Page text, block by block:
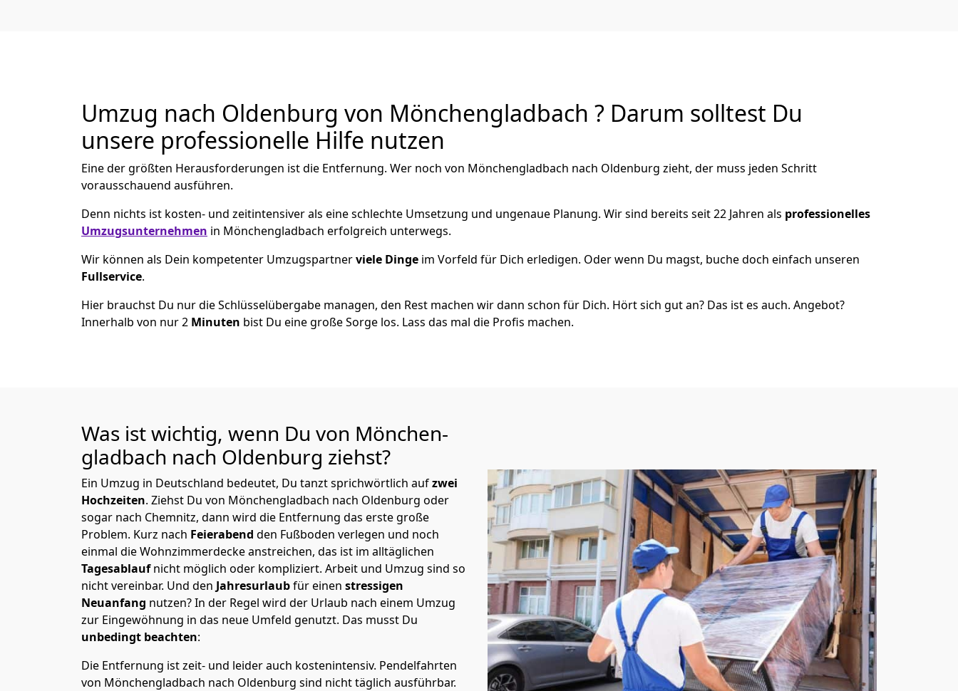
Umzug nach Oldenburg von Mönchen­gladbach ? Darum solltest Du
unsere professionelle Hilfe nutzen
Eine der größten Herausforderungen ist die Entfernung. Wer noch von Mönchen­gladbach nach Oldenburg zieht, der muss jeden Schritt
vorausschauend ausführen.
Denn nichts ist kosten- und zeitintensiver als eine schlechte Umsetzung und ungenaue Planung. Wir sind bereits seit 22 Jahren als professionelles
Umzugsunternehmen in Mönchen­gladbach erfolgreich unterwegs.
Wir können als Dein kompetenter Umzugspartnerviele Dinge im Vorfeld für Dich erledigen. Oder wenn Du magst, buche doch einfach unseren
Fullservice.
Hier brauchst Du nur die Schlüsselübergabe managen, den Rest machen wir dann schon für Dich. Hört sich gut an? Das ist es auch. Angebot?
Innerhalb von nur 2 Minuten bist Du eine große Sorge los. Lass das mal die Profis machen.
Was ist wichtig, wenn Du von Mönchen­
gladbach nach Oldenburg ziehst?
Ein Umzug in Deutschland bedeutet, Du tanzt sprichwörtlich aufzwei
Hochzeiten. Ziehst Du von Mönchen­gladbach nach Oldenburg oder
sogar nach Chemnitz, dann wird die Entfernung das erste große
Problem. Kurz nach Feierabend den Fußboden verlegen und noch
einmal die Wohnzimmerdecke anstreichen, das ist im alltäglichen
Tagesablaufnicht möglich oder kompliziert. Arbeit und Umzug sind so
nicht vereinbar. Und den Jahresurlaubfür einen stressigen
Neuanfang nutzen? In der Regel wird der Urlaub nach einem Umzug
zur Eingewöhnung in das neue Umfeld genutzt. Das musst Du
unbedingt beachten:
Die Entfernung ist zeit- und leider auch kostenintensiv. Pendelfahrten
von Mönchen­gladbach nach Oldenburg sind nicht täglich ausführbar.